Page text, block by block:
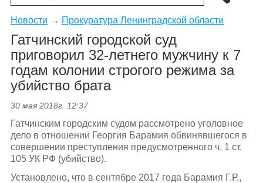
Новости → Прокуратура Ленинградской области
Гатчинский городской суд
приговорил 32-летнего мужчину к 7
годам колонии строгого режима за
убийство брата
30 мая 2018г. 12:37
Гатчинским городским судом рассмотрено уголовное
дело в отношении Георгия Барамия обвинявшегося в
совершении преступления предусмотренного ч. 1 ст.
105 УК РФ (убийство).
Установлено, что в сентябре 2017 года Барамия Г.Р.,